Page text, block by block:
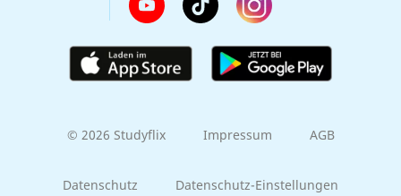
© 2026 Studyflix Impressum AGB
Datenschutz Datenschutz-Einstellungen